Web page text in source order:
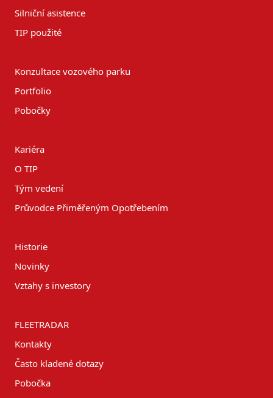
Silniční asistence
TIP použité
Konzultace vozového parku
Portfolio
Pobočky
Kariéra
O TIP
Tým vedení
Průvodce Přiměřeným Opotřebením
Historie
Novinky
Vztahy s investory
FLEETRADAR
Kontakty
Často kladené dotazy
Pobočka